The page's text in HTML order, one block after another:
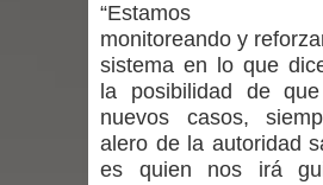
de Chile analizan el
por las culturas
Renuncia del seremi
Maule golpea al
“Estamos
monitoreando y
sistema en lo que
la posibilidad de
nuevos casos,
alero de la autoridad
es quien nos irá